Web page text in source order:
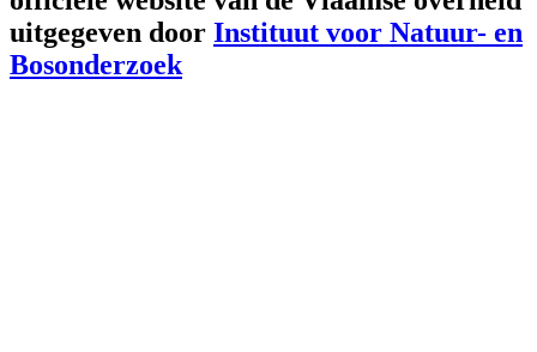
uitgegeven door Instituut voor Natuur- en
Bosonderzoek